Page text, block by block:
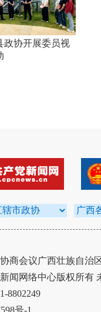
政协开展委员视
商会议广西壮族自治
闻网络中心版权所有
8802249
号-1